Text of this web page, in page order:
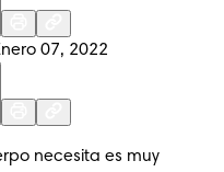
07, 2022
necesita es muy